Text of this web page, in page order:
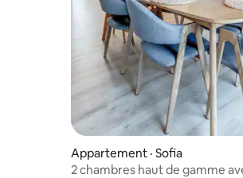
Appartement · Sofia
2 chambres haut de gamme